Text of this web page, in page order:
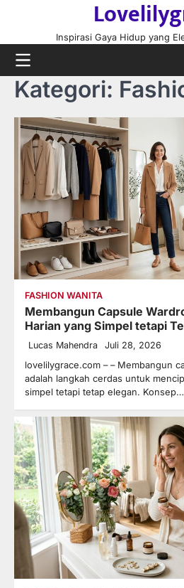
content
Inspirasi Gaya Hidup yang
Kategori:
FASHION WANITA
Membangun Capsule
Harian yang Simpel tetapi
Lucas Mahendra Juli 28, 2026
lovelilygrace.com – – Membangun
adalah langkah cerdas untuk
simpel tetapi tetap elegan. Konsep…